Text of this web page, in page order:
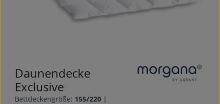
Daunendecke
Exclusive
Bettdeckengröße: 155/220 |